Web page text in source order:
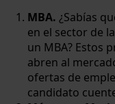
MBA. ¿Sabías
en el sector de
un MBA? Estos
abren al
ofertas de
candidato